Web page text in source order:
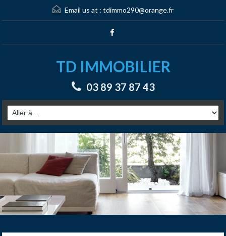
Email us at : tdimmo290@orange.fr
TD IMMOBILIER
03 89 37 87 43